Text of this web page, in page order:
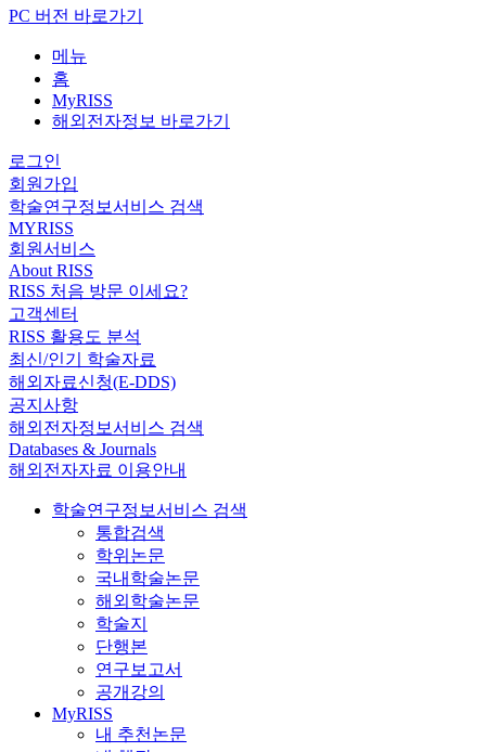
PC 버전 바로가기
메뉴
홈
MyRISS
해외전자정보 바로가기
로그인
회원가입
학술연구정보서비스 검색
MYRISS
회원서비스
About RISS
RISS 처음 방문 이세요?
고객센터
RISS 활용도 분석
최신/인기 학술자료
해외자료신청(E-DDS)
공지사항
해외전자정보서비스 검색
Databases & Journals
해외전자자료 이용안내
학술연구정보서비스 검색
통합검색
학위논문
국내학술논문
해외학술논문
학술지
단행본
연구보고서
공개강의
MyRISS
내 추천논문